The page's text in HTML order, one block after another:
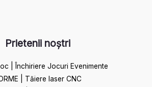
Prietenii noștri
| Închiriere Jocuri Evenimente
| Tăiere laser CNC